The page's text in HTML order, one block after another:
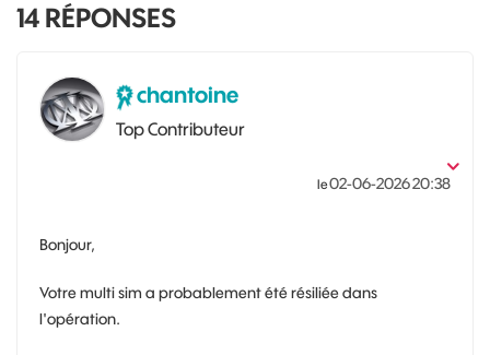
14 RÉPONSES
chantoine
Top Contributeur
le‎02-06-202620:38
Bonjour,
Votre multi sim a probablement été résiliée dans
l'opération.